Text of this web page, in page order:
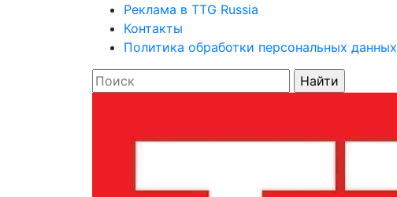
Реклама в TTG Russia
Контакты
Политика обработки персональных данных